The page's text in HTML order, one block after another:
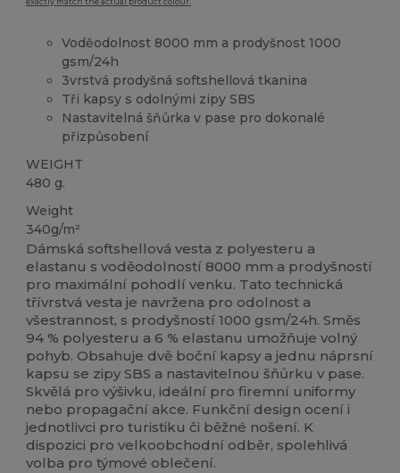
Voděodolnost 8000 mm a prodyšnost 1000
gsm/24h
3vrstvá prodyšná softshellová tkanina
Tři kapsy s odolnými zipy SBS
Nastavitelná šňůrka v pase pro dokonalé
přizpůsobení
WEIGHT
480 g.
Weight
340g/m²
Dámská softshellová vesta z polyesteru a
elastanu s voděodolností 8000 mm a prodyšností
pro maximální pohodlí venku. Tato technická
třívrstvá vesta je navržena pro odolnost a
všestrannost, s prodyšností 1000 gsm/24h. Směs
94 % polyesteru a 6 % elastanu umožňuje volný
pohyb. Obsahuje dvě boční kapsy a jednu náprsní
kapsu se zipy SBS a nastavitelnou šňůrku v pase.
Skvělá pro výšivku, ideální pro firemní uniformy
nebo propagační akce. Funkční design ocení i
jednotlivci pro turistiku či běžné nošení. K
dispozici pro velkoobchodní odběr, spolehlivá
volba pro týmové oblečení.